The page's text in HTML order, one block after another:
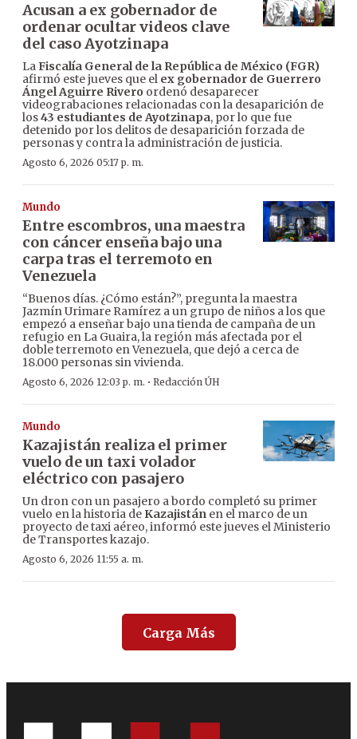
Acusan a ex gobernador de
ordenar ocultar videos clave
del caso Ayotzinapa
LaFiscalía General de la República de México (FGR)
afirmó este jueves que el ex gobernador de Guerrero
Ángel Aguirre Rivero ordenó desaparecer
videograbaciones relacionadas con la desaparición de
los43 estudiantes de Ayotzinapa, por lo que fue
detenido por los delitos de desaparición forzada de
personas y contra la administración de justicia.
Agosto 6, 2026 05:17 p. m.
Mundo
Entre escombros, una maestra
con cáncer enseña bajo una
carpa tras el terremoto en
Venezuela
“Buenos días. ¿Cómo están?”, pregunta la maestra
Jazmín Urimare Ramírez a un grupo de niños a los que
empezó a enseñar bajo una tienda de campaña de un
refugio en La Guaira, la región más afectada por el
doble terremoto en Venezuela, que dejó a cerca de
18.000 personas sin vivienda.
Agosto 6, 2026 12:03 p. m. · Redacción ÚH
Mundo
Kazajistán realiza el primer
vuelo de un taxi volador
eléctrico con pasajero
Un dron con un pasajero a bordo completó su primer
vuelo en la historia de Kazajistán en el marco de un
proyecto de taxi aéreo, informó este jueves el Ministerio
de Transportes kazajo.
Agosto 6, 2026 11:55 a. m.
Carga Más